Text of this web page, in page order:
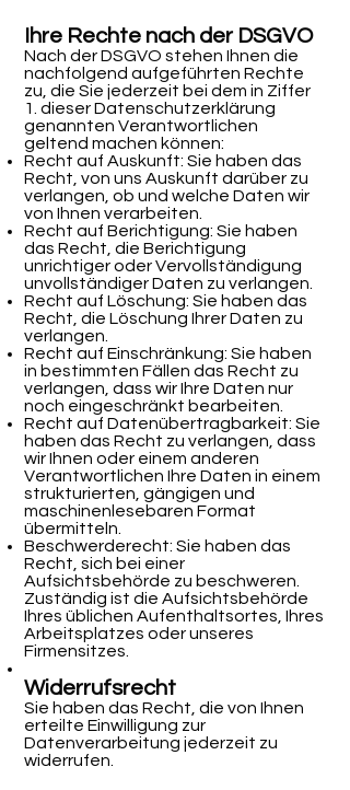
Ihre Rechte nach der DSGVO
Nach der DSGVO stehen Ihnen die
nachfolgend aufgeführten Rechte
zu, die Sie jederzeit bei dem in Ziffer
1. dieser Datenschutzerklärung
genannten Verantwortlichen
geltend machen können:
Recht auf Auskunft: Sie haben das
Recht, von uns Auskunft darüber zu
verlangen, ob und welche Daten wir
von Ihnen verarbeiten.
Recht auf Berichtigung: Sie haben
das Recht, die Berichtigung
unrichtiger oder Vervollständigung
unvollständiger Daten zu verlangen.
Recht auf Löschung: Sie haben das
Recht, die Löschung Ihrer Daten zu
verlangen.
Recht auf Einschränkung: Sie haben
in bestimmten Fällen das Recht zu
verlangen, dass wir Ihre Daten nur
noch eingeschränkt bearbeiten.
Recht auf Datenübertragbarkeit: Sie
haben das Recht zu verlangen, dass
wir Ihnen oder einem anderen
Verantwortlichen Ihre Daten in einem
strukturierten, gängigen und
maschinenlesebaren Format
übermitteln.
Beschwerderecht: Sie haben das
Recht, sich bei einer
Aufsichtsbehörde zu beschweren.
Zuständig ist die Aufsichtsbehörde
Ihres üblichen Aufenthaltsortes, Ihres
Arbeitsplatzes oder unseres
Firmensitzes.
Widerrufsrecht
Sie haben das Recht, die von Ihnen
erteilte Einwilligung zur
Datenverarbeitung jederzeit zu
widerrufen.